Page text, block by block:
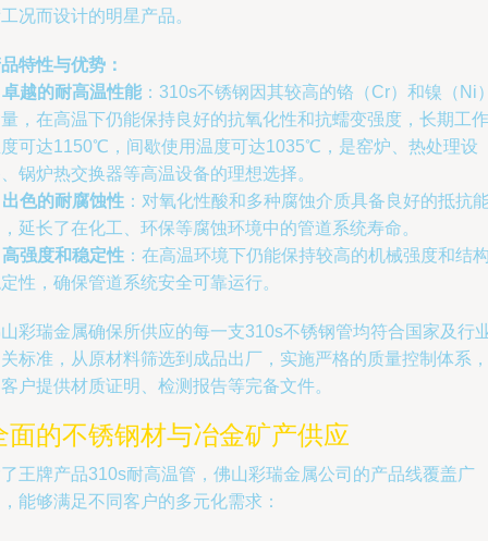
况而设计的明星产品。
特性与优势：
卓越的耐高温性能：310s不锈钢因其较高的铬（Cr）和镍（Ni
，在高温下仍能保持良好的抗氧化性和抗蠕变强度，长期工作
可达1150℃，间歇使用温度可达1035℃，是窑炉、热处理设
锅炉热交换器等高温设备的理想选择。
出色的耐腐蚀性 ：对氧化性酸和多种腐蚀介质具备良好的抵抗
延长了在化工、环保等腐蚀环境中的管道系统寿命。
高强度和稳定性 ：在高温环境下仍能保持较高的机械强度和结
性，确保管道系统安全可靠运行。
彩瑞金属确保所供应的每一支310s不锈钢管均符合国家及行
标准，从原材料筛选到成品出厂，实施严格的质量控制体系，
户提供材质证明、检测报告等完备文件。
面的不锈钢材与冶金矿产供应
王牌产品310s耐高温管，佛山彩瑞金属公司的产品线覆盖广
能够满足不同客户的多元化需求：